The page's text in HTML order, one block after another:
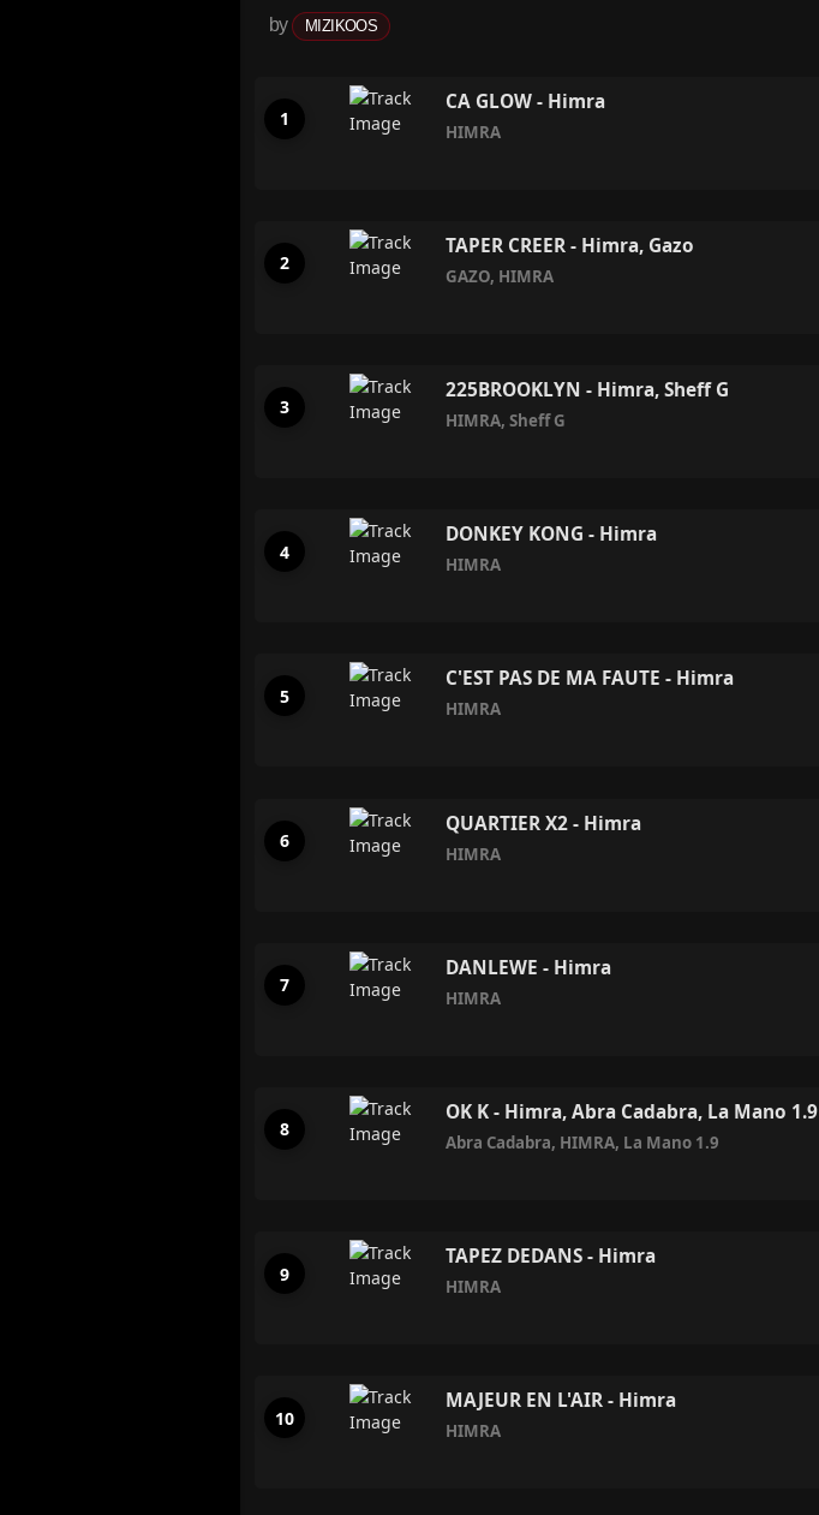
by MIZIKOOS
CA GLOW - Himra
HIMRA
TAPER CREER - Himra, Gazo
GAZO, HIMRA
225BROOKLYN - Himra, Sheff G
HIMRA, Sheff G
DONKEY KONG - Himra
HIMRA
C'EST PAS DE MA FAUTE - Himra
HIMRA
QUARTIER X2 - Himra
HIMRA
DANLEWE - Himra
HIMRA
OK K - Himra, Abra Cadabra, La Mano 1.9
Abra Cadabra, HIMRA, La Mano 1.9
TAPEZ DEDANS - Himra
HIMRA
MAJEUR EN L'AIR - Himra
HIMRA